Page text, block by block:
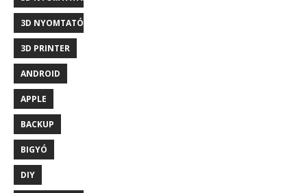
3D NYOMTATÓ
3D PRINTER
ANDROID
APPLE
BACKUP
BIGYÓ
DIY